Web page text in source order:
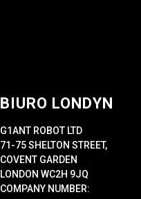
BIURO LONDYN
G1ANT ROBOT LTD
71-75 SHELTON STREET,
COVENT GARDEN
LONDON WC2H 9JQ
COMPANY NUMBER: